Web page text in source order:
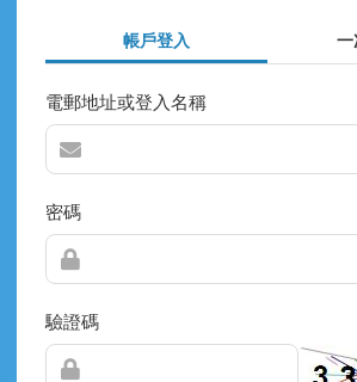
帳戶登入
電郵地址或登入名稱
密碼
驗證碼